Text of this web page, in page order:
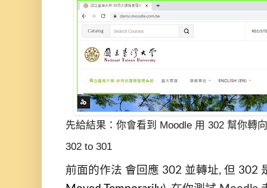
先給結果：你會看到 Moodle 用 302 幫你轉
302 to 301
前面的作法 會回應 302 並轉址, 但 302